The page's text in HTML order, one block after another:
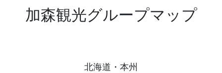
加森観光グループマップ
北海道・本州